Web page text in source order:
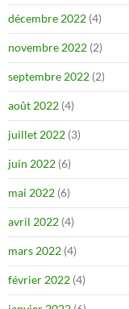
décembre 2022 (4)
novembre 2022 (2)
septembre 2022 (2)
août 2022 (4)
juillet 2022 (3)
juin 2022 (6)
mai 2022 (6)
avril 2022 (4)
mars 2022 (4)
février 2022 (4)